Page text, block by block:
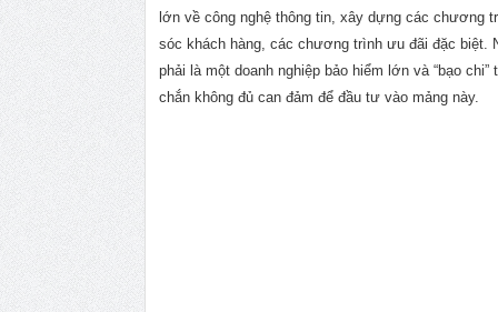
lớn về công nghệ thông tin, xây dựng các chương
sóc khách hàng, các chương trình ưu đãi đặc biệt.
phải là một doanh nghiệp bảo hiểm lớn và “bạo chi”
chắn không đủ can đảm để đầu tư vào mảng này.